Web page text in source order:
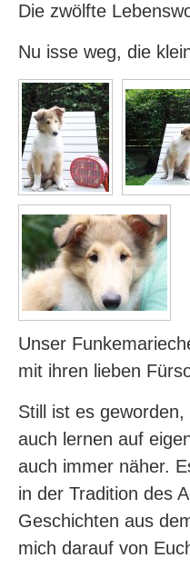
Die zwölfte
Nu isse weg, die
Unser
mit ihren lieben
Still ist es
auch lernen auf
auch immer näher.
in der Tradition des
Geschichten aus
mich darauf von